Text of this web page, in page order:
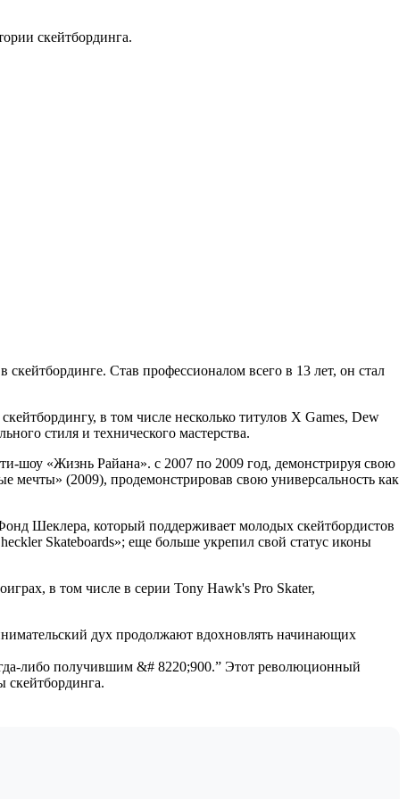
скейтбординга.
Став профессионалом всего в 13 лет, он стал
в том числе несколько титулов X Games, Dew
стиля и технического мастерства.
шоу «Жизнь Райана». с 2007 по 2009 год, демонстрируя свою
мечты» (2009), продемонстрировав свою универсальность как
Шеклера, который поддерживает молодых скейтбордистов
Skateboards»; еще больше укрепил свой статус иконы
в том числе в серии Tony Hawk's Pro Skater,
дух продолжают вдохновлять начинающих
либо получившим &# 8220;900.” Этот революционный
скейтбординга.